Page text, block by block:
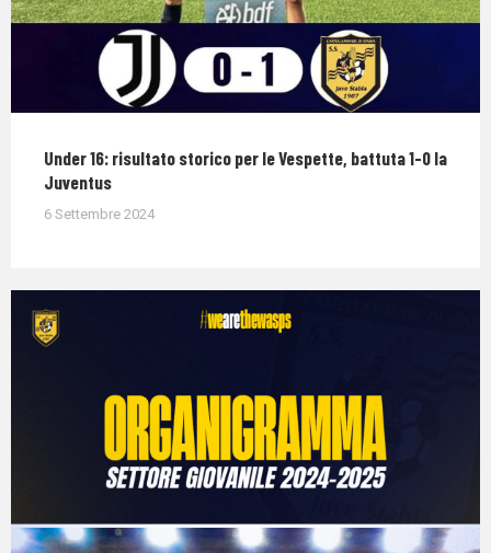
Under 16: risultato storico per le Vespette, battuta 1-0 la
Juventus
6 Settembre 2024